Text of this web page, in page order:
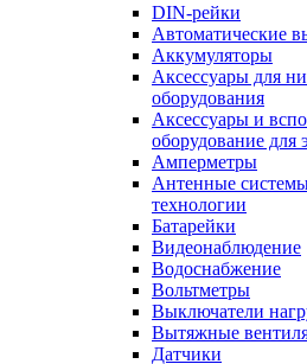
DIN-рейки
Автоматические
Аккумуляторы
Аксессуары для
оборудования
Аксессуары и
оборудование для
Амперметры
Антенные
технологии
Батарейки
Видеонаблюдение
Водоснабжение
Вольтметры
Выключатели
Вытяжные
Датчики